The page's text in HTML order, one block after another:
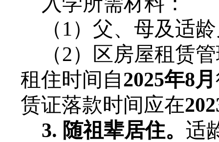
（1）父、母及适
（2） 区房屋租赁
租住时间自2025年8月
赁证落款时间应在20
3. 随祖辈居住。适